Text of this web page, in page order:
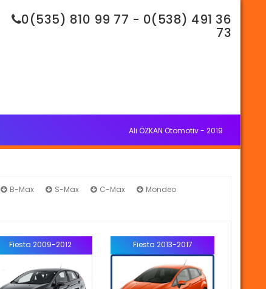
0(535) 810 99 77 - 0(538) 491 36
73
Ali ÖZKAN Otomotiv - 2019
B-Max S-Max C-Max
Mondeo
Fiesta 2009-2012 Fiesta 2013-2017